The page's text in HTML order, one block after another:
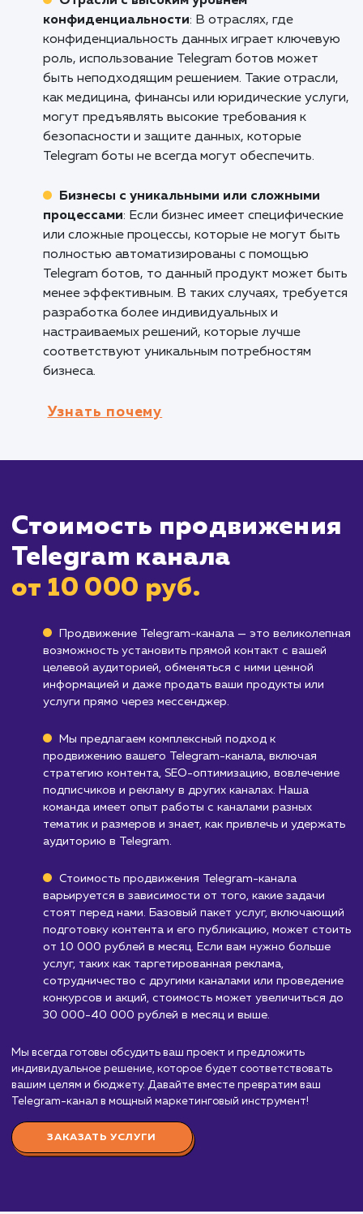
персонализированный контент, собирать
обратную связь от пользователей, а также
упрощать процесс заказа или бронирования.
Это помогает улучшить пользовательский
и повысить эффективность взаимодействия
аудиторией.
Стартапы и новые бизнесы: Разработка
новым бизнесам доступный и эффективный
инструмент для привлечения и удержания
клиентов. Боты могут предлагать
персонализированные рекомендации,
акции, а также помогать в формировании
лояльности клиентов. Это позволяет
создавать конкурентные преимущества и
устанавливать контакт с целевой
быть неподходящим решением. Такие
как медицина, финансы или юридические
могут предъявлять высокие требования к
безопасности и защите данных, которые
Бизнесы с уникальными или сложными
процессами: Если бизнес имеет
или сложные процессы, которые не могут
Telegram ботов, то данный продукт может
менее эффективным. В таких случаях,
разработка более индивидуальных и
настраиваемых решений, которые лучше
соответствуют уникальным потребностям
Узнать почему
Стоимость
Telegram канала
от 10 000 руб.
Продвижение Telegram-канала — это